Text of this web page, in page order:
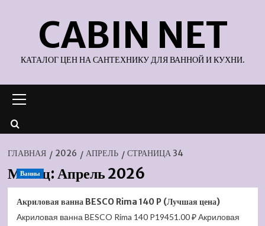
содержимомуCABIN NET
КАТАЛОГ ЦЕН НА САНТЕХНИКУ ДЛЯ ВАННОЙ И КУХНИ.
меню
ГЛАВНАЯ 2026 АПРЕЛЬ СТРАНИЦА 34
Месяц:Апрель 2026
Ванны
Акриловая ванна BESCO Rima 140 P (Лучшая цена)
Акриловая ванна BESCO Rima 140 P19451.00 ₽ Акриловая